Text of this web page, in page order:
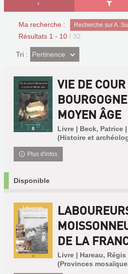
Ma recherche : Recherche sur A.
Résultats 1 - 10 / 32
Tri : (Effet
imédiat)
Pertinence
VIE DE
MOYEN ÂGE
Livre | Beck, Patrice
(Histoire et
Plus d'infos
Disponible
DE LA
Livre | Hareau,
(Provinces